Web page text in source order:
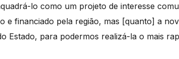
lo como um projeto de interesse
e financiado pela região, mas [quanto] a
Estado, para podermos realizá-la o mais